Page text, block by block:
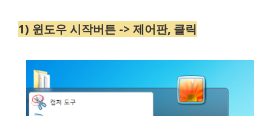
1) 윈도우 시작버튼 -> 제어판, 클릭